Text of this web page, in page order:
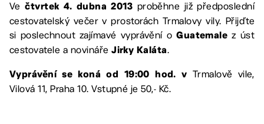
Večtvrtek 4. dubna 2013 proběhne již předposlední
cestovatelský večer v prostorách Trmalovy vily. Přijďte
si poslechnout zajímavé vyprávění oGuatemale z úst
cestovatele a novinářeJirky Kaláta.
Vyprávění se koná od 19:00 hod. v Trmalově vile,
Vilová 11, Praha 10. Vstupné je 50,- Kč.